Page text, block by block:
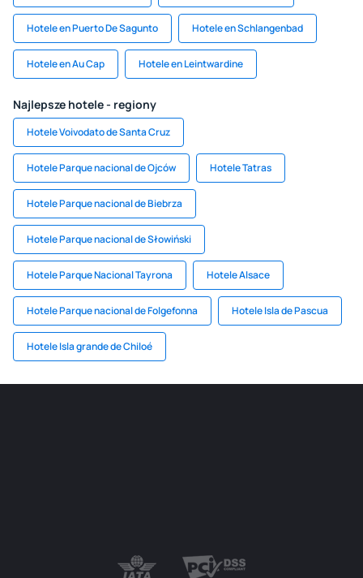
Hotele en Puerto De Sagunto Hotele en Schlangenbad
Hotele en Au Cap Hotele en Leintwardine
Najlepsze hotele - regiony
Hotele Voivodato de Santa Cruz
Hotele Parque nacional de Ojców Hotele Tatras
Hotele Parque nacional de Biebrza
Hotele Parque nacional de Słowiński
Hotele Parque Nacional Tayrona Hotele Alsace
Hotele Parque nacional de Folgefonna Hotele Isla de Pascua
Hotele Isla grande de Chiloé